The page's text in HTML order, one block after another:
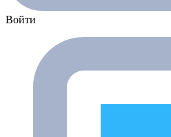
Войти